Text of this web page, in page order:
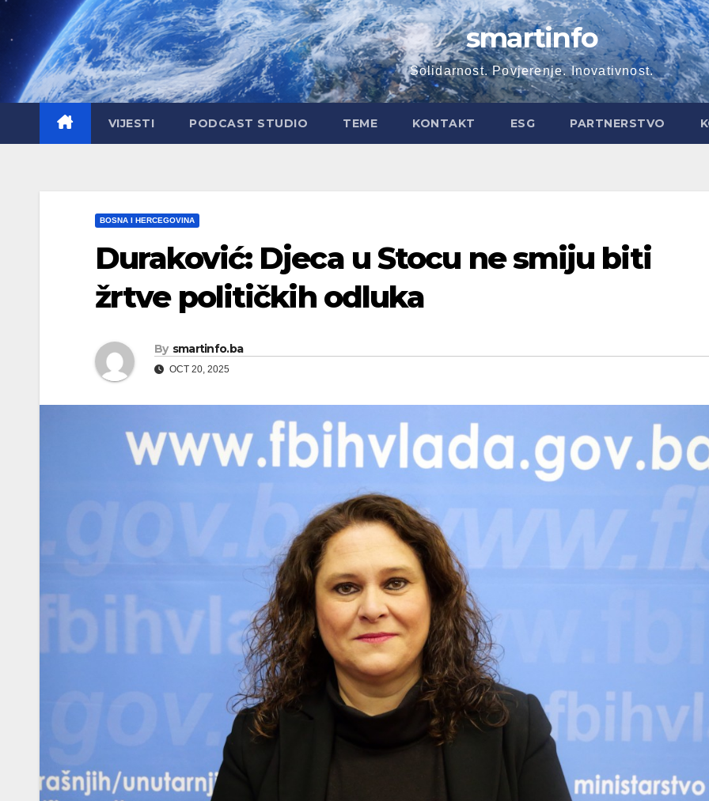
content
smartinfo
Solidarnost. Povjerenje. Inovativnost.
VIJESTI PODCAST STUDIO TEME KONTAKT ESG PARTNERSTVO
BOSNA I HERCEGOVINA
Duraković: Djeca u Stocu ne smiju biti
žrtve političkih odluka
By smartinfo.ba
OCT 20, 2025